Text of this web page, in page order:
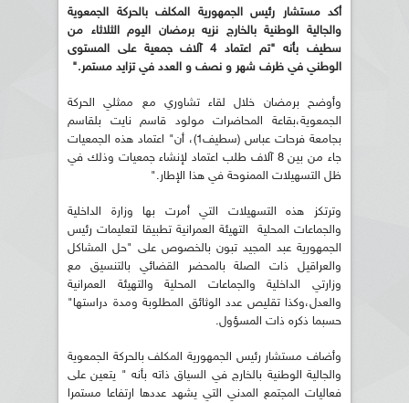
أكد مستشار رئيس الجمهورية المكلف بالحركة الجمعوية
والجالية الوطنية بالخارج نزيه برمضان اليوم الثلاثاء من
سطيف بأنه "تم اعتماد 4 آلاف جمعية على المستوى
الوطني في ظرف شهر و نصف و العدد في تزايد مستمر."
وأوضح برمضان خلال لقاء تشاوري مع ممثلي الحركة
الجمعوية،بقاعة المحاضرات مولود قاسم نايت بلقاسم
بجامعة فرحات عباس (سطيف1)، أن" اعتماد هذه الجمعيات
جاء من بين 8 آلاف طلب اعتماد لإنشاء جمعيات وذلك في
ظل التسهيلات الممنوحة في هذا الإطار."
وترتكز هذه التسهيلات التي أمرت بها وزارة الداخلية
والجماعات المحلية التهيئة العمرانية تطبيقا لتعليمات رئيس
الجمهورية عبد المجيد تبون بالخصوص على "حل المشاكل
والعراقيل ذات الصلة بالمحضر القضائي بالتنسيق مع
وزارتي الداخلية والجماعات المحلية والتهيئة العمرانية
والعدل،وكذا تقليص عدد الوثائق المطلوبة ومدة دراستها"
حسبما ذكره ذات المسؤول.
وأضاف مستشار رئيس الجمهورية المكلف بالحركة الجمعوية
والجالية الوطنية بالخارج في السياق ذاته بأنه " يتعين على
فعاليات المجتمع المدني التي يشهد عددها ارتفاعا مستمرا